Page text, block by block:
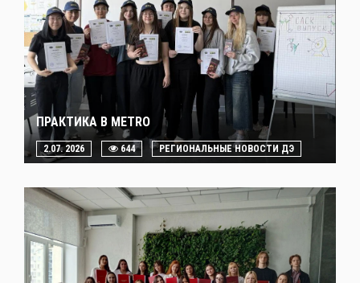
ПРАКТИКА В METRO
2.07. 2026 644 РЕГИОНАЛЬНЫЕ НОВОСТИ ДЭ